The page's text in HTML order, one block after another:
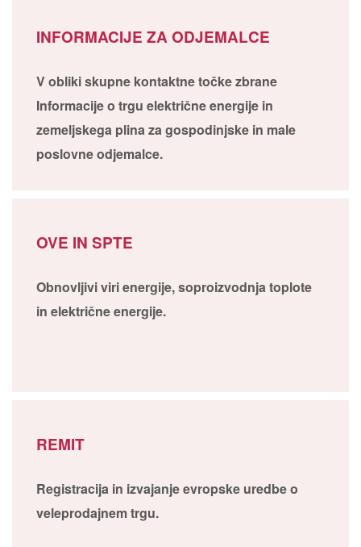
INFORMACIJE ZA ODJEMALCE
V obliki skupne kontaktne točke zbrane
Informacije o trgu električne energije in
zemeljskega plina za gospodinjske in male
poslovne odjemalce.
OVE IN SPTE
Obnovljivi viri energije, soproizvodnja toplote
in električne energije.
REMIT
Registracija in izvajanje evropske uredbe o
veleprodajnem trgu.